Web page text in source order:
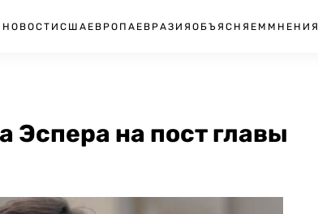
НОВОСТИ США ЕВРОПА ЕВРАЗИЯ ОБЪЯСНЯЕМ МНЕНИЯ
на пост главы